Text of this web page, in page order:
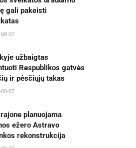
gali pakeisti
07
užbaigtas
Respublikos gatvės
ir pėsčiųjų takas
07
planuojama
ežero Astravo
rekonstrukcija